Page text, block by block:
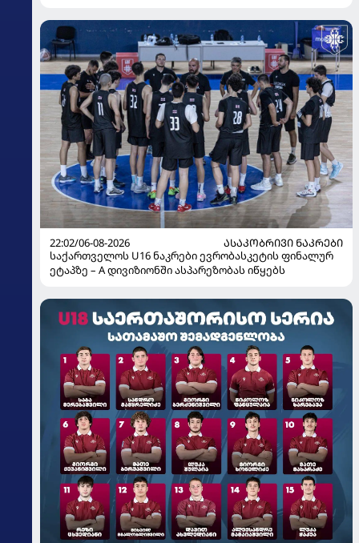
22:02/06-08-2026
ᲐᲡᲐᲙᲝᲑᲠᲘᲕᲘ ᲜᲐᲙᲠᲔᲑᲘ
საქართველოს U16 ნაკრები ევრობასკეტის ფინალურ
ეტაპზე – A დივიზიონში ასპარეზობას იწყებს